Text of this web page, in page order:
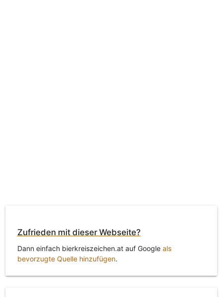
Zufrieden mit dieser Webseite?
Dann einfach bierkreiszeichen.at auf Google als
bevorzugte Quelle hinzufügen.